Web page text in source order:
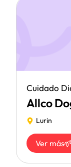
Cuidado
Allco
Lurin
Ver más